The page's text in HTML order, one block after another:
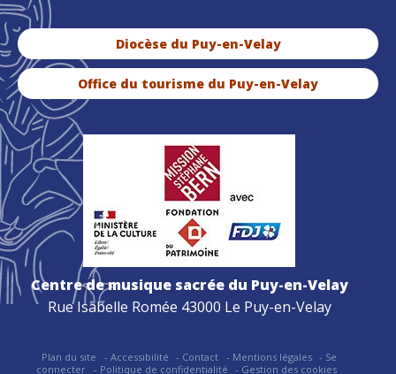
Diocèse du Puy-en-Velay
Office du tourisme du Puy-en-Velay
Centre de musique sacrée du Puy-en-Velay
Rue Isabelle Romée 43000 Le Puy-en-Velay
Plan du site Accessibilité Contact Mentions légales
Se
connecter
Politique de confidentialité Gestion des cookies